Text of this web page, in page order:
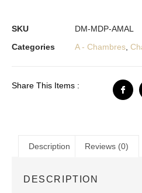
SKU
DM-MDP-AMAL
Categories
A - Chambres
Share This Items :
Description Reviews (0)
DESCRIPTION